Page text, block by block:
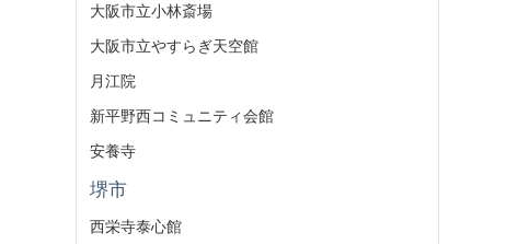
大阪市立小林斎場
大阪市立やすらぎ天空館
月江院
新平野西コミュニティ会館
安養寺
堺市
西栄寺泰心館